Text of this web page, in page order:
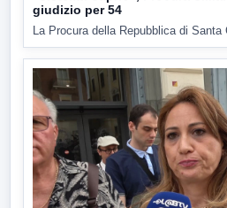
giudizio per 54
La Procura della Repubblica di Santa